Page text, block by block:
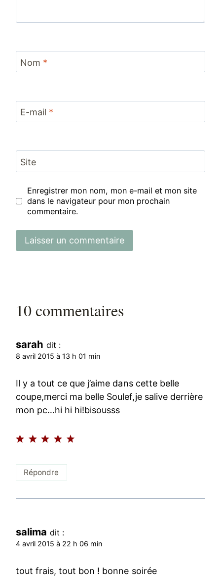
Nom *
E-mail *
Site
Enregistrer mon nom, mon e-mail et mon site
dans le navigateur pour mon prochain
commentaire.
10 commentaires
sarah dit :
8 avril 2015 à 13 h 01 min
Il y a tout ce que j’aime dans cette belle
coupe,merci ma belle Soulef,je salive derrière
mon pc…hi hi hi!bisousss
Répondre
salima dit :
4 avril 2015 à 22 h 06 min
tout frais, tout bon ! bonne soirée